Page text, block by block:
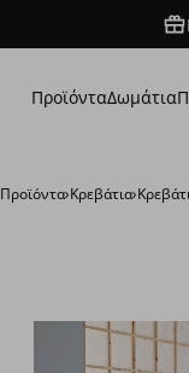
ΠροϊόνταΔωμάτια
Προϊόντα›Κρεβάτια›